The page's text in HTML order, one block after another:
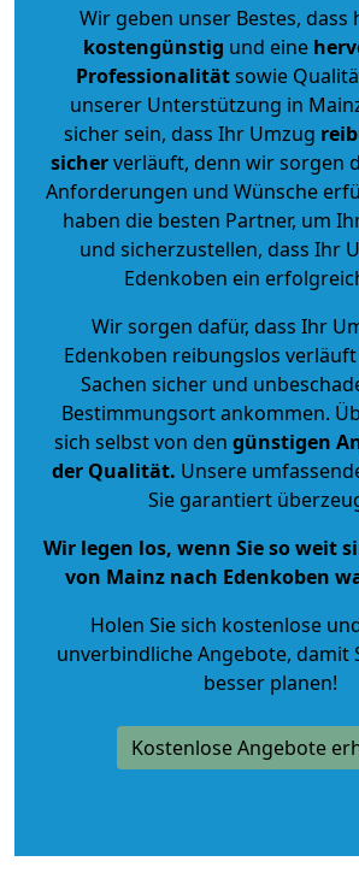
Wir geben unser Bestes, dass
kostengünstig und eine
Professionalitätsowie
unserer Unterstützung in
sicher sein, dass Ihr Umzug
sicherverläuft, denn wir sorgen
Anforderungen und Wünsche
haben die besten Partner, um
und sicherzustellen, dass Ihr
Edenkoben ein
Wir sorgen dafür, dass Ihr
Edenkoben reibungslos
Sachen sicher und
Bestimmungsort ankommen.
sich selbst von den günstigen
der Qualität. Unsere
Sie garantiert
Wir legen los, wenn Sie so weit
von Mainz nach Edenkoben
Holen Sie sich kostenlose
unverbindliche Angebote, damit
besser planen!
Kostenlose Angebote